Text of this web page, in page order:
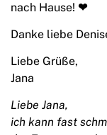
nach Hause! ❤
Danke liebe
Liebe Grüße,
Jana
Liebe Jana,
ich kann fast